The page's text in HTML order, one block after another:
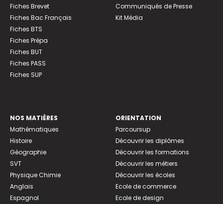
Fiches Brevet
Fiches Bac Français
Fiches BTS
Fiches Prépa
Fiches BUT
Fiches PASS
Fiches SUP
Communiqués de Presse
Kit Média
NOS MATIÈRES
Mathématiques
Histoire
Géographie
SVT
Physique Chimie
Anglais
Espagnol
ORIENTATION
Parcoursup
Découvrir les diplômes
Découvrir les formations
Découvrir les métiers
Découvrir les écoles
Ecole de commerce
Ecole de design